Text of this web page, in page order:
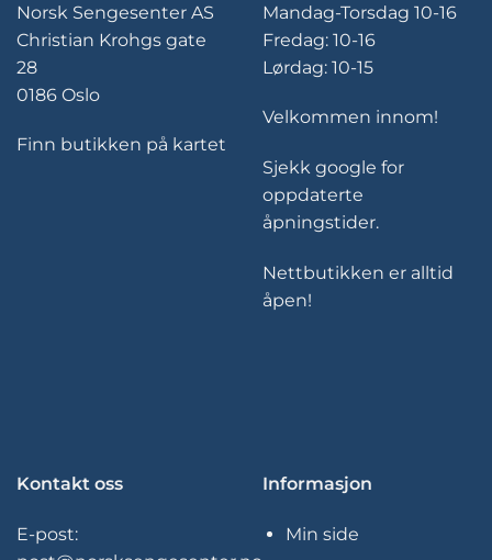
Norsk Sengesenter AS
Christian Krohgs gate
28
0186 Oslo
Finn butikken på kartet
Mandag-Torsdag 10-16
Fredag: 10-16
Lørdag: 10-15
Velkommen innom!
Sjekk google for
oppdaterte
åpningstider.
Nettbutikken er alltid
åpen!
Kontakt oss
E-post:
Informasjon
Min side